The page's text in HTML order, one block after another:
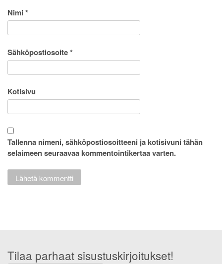
Nimi *
Sähköpostiosoite*
Kotisivu
Tallenna nimeni, sähköpostiosoitteeni ja kotisivuni tähän
selaimeen seuraavaa kommentointikertaa varten.
Tilaa parhaat sisustuskirjoitukset!